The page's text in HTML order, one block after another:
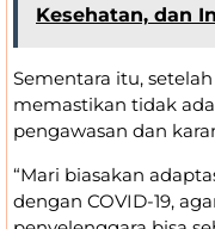
Kesehatan, dan
Sementara itu,
memastikan tidak
pengawasan dan
“Mari biasakan
dengan COVID-19,